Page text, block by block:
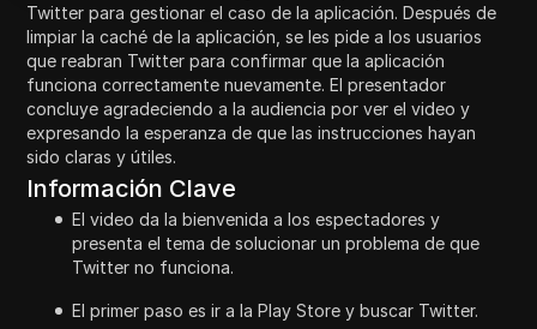
Twitter para gestionar el caso de la aplicación. Después de
limpiar la caché de la aplicación, se les pide a los usuarios
que reabran Twitter para confirmar que la aplicación
funciona correctamente nuevamente. El presentador
concluye agradeciendo a la audiencia por ver el video y
expresando la esperanza de que las instrucciones hayan
sido claras y útiles.
Información Clave
El video da la bienvenida a los espectadores y
presenta el tema de solucionar un problema de que
Twitter no funciona.
El primer paso es ir a la Play Store y buscar Twitter.